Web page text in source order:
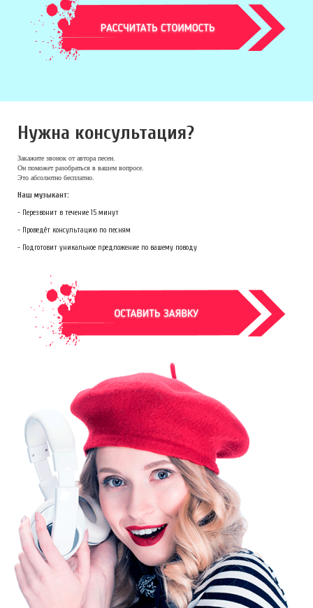
Нужна консультация?
Закажите звонок от автора песен.
Он поможет разобраться в вашем вопросе.
Это абсолютно бесплатно.
Наш музыкант:
- Перезвонит в течение 15 минут
- Проведёт консультацию по песням
- Подготовит уникальное предложение по вашему поводу